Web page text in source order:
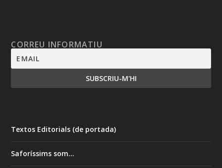
CORREU INFORMATIU
Textos Editorials (de portada)
Saforíssims som…